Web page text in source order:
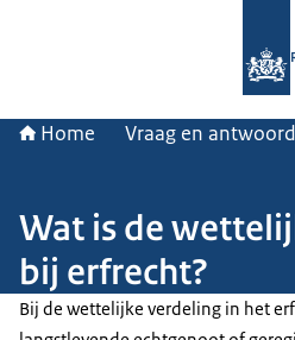
Home Vraag en antwoord
Wat is de
bij erfrecht?
Bij de wettelijke verdeling in het